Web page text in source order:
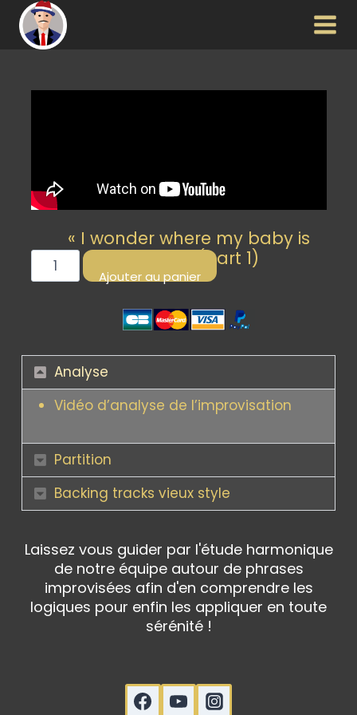
« I wonder where my baby is
tonight » (part 1)
Ajouter au panier
Analyse
Vidéo d’analyse de l’improvisation
Partition
Backing tracks vieux style
Laissez vous guider par l'étude harmonique
de notre équipe autour de phrases
improvisées afin d'en comprendre les
logiques pour enfin les appliquer en toute
sérénité !